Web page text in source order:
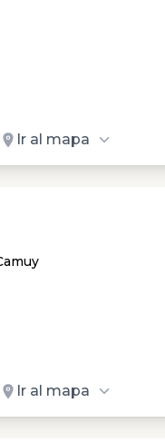
Ir al mapa
Ir al mapa